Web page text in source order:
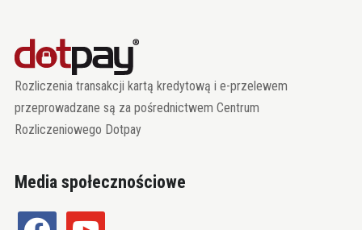
Rozliczenia transakcji kartą kredytową i e-przelewem
przeprowadzane są za pośrednictwem Centrum
Rozliczeniowego Dotpay
Media społecznościowe
facebook youtube